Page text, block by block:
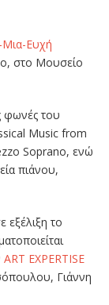
Μια-Ευχή
στο Μουσείο
φωνές του
Music from
Soprano, ενώ
πιάνου,
εξέλιξη το
ART EXPERTISE
Γιάννη